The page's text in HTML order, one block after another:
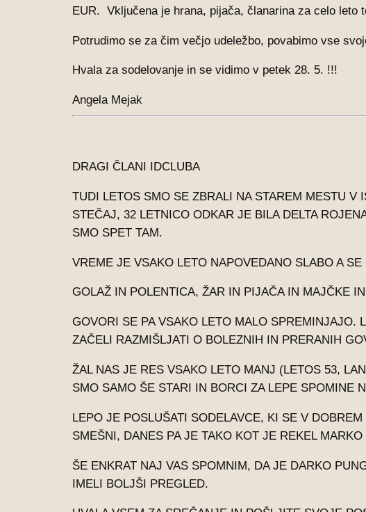
EUR. Vključena je hrana, pijača, članarina za celo leto
Potrudimo se za čim večjo udeležbo, povabimo vse
Hvala za sodelovanje in se vidimo v petek 28. 5. !!!
Angela Mejak
DRAGI ČLANI IDCLUBA
TUDI LETOS SMO SE ZBRALI NA STAREM MESTU
STEČAJ, 32 LETNICO ODKAR JE BILA DELTA
SMO SPET TAM.
VREME JE VSAKO LETO NAPOVEDANO SLABO A
GOLAŽ IN POLENTICA, ŽAR IN PIJAČA IN MAJČKE
GOVORI SE PA VSAKO LETO MALO
ZAČELI RAZMIŠLJATI O BOLEZNIH IN PRERANIH
ŽAL NAS JE RES VSAKO LETO MANJ (LETOS 53,
SMO SAMO ŠE STARI IN BORCI ZA LEPE SPOMINE
LEPO JE POSLUŠATI SODELAVCE, KI SE V
SMEŠNI, DANES PA JE TAKO KOT JE REKEL
ŠE ENKRAT NAJ VAS SPOMNIM, DA JE DARKO
IMELI BOLJŠI PREGLED.